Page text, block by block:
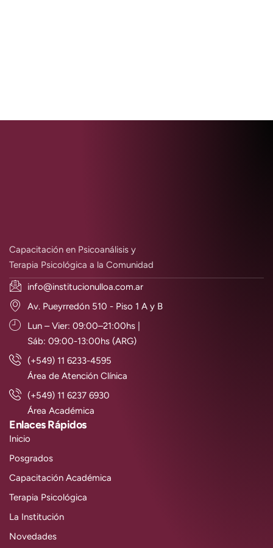
Capacitación en Psicoanálisis y
Terapia Psicológica a la Comunidad
info@institucionulloa.com.ar
Av. Pueyrredón 510 - Piso 1 A y B
Lun – Vier: 09:00–21:00hs |
Sáb: 09:00-13:00hs (ARG)
(+549) 11 6233-4595
Área de Atención Clínica
(+549) 11 6237 6930
Área Académica
Enlaces Rápidos
Inicio
Posgrados
Capacitación Académica
Terapia Psicológica
La Institución
Novedades